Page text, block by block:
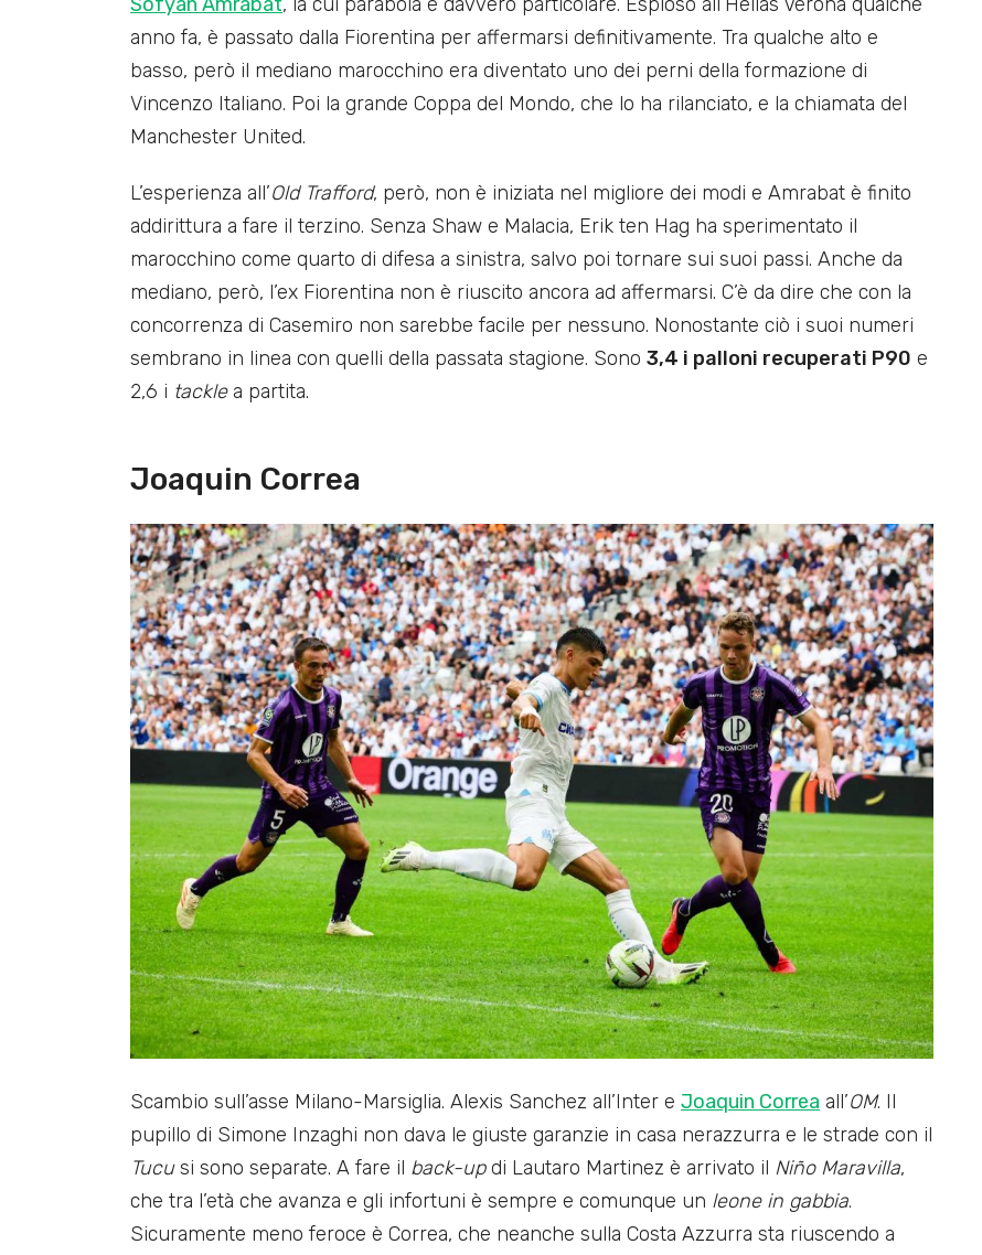
anno fa, è passato dalla Fiorentina per affermarsi definitivamente. Tra qualche alto e
basso, però il mediano marocchino era diventato uno dei perni della formazione di
Vincenzo Italiano. Poi la grande Coppa del Mondo, che lo ha rilanciato, e la chiamata del
Manchester United.
L’esperienza all’Old Trafford, però, non è iniziata nel migliore dei modi e Amrabat è finito
addirittura a fare il terzino. Senza Shaw e Malacia, Erik ten Hag ha sperimentato il
marocchino come quarto di difesa a sinistra, salvo poi tornare sui suoi passi. Anche da
mediano, però, l’ex Fiorentina non è riuscito ancora ad affermarsi. C’è da dire che con la
concorrenza di Casemiro non sarebbe facile per nessuno. Nonostante ciò i suoi numeri
sembrano in linea con quelli della passata stagione. Sono 3,4 i palloni recuperati P90 e
2,6 i tacklea partita.
Joaquin Correa
Scambio sull’asse Milano-Marsiglia. Alexis Sanchez all’Inter e Joaquin Correa all’OM. Il
pupillo di Simone Inzaghi non dava le giuste garanzie in casa nerazzurra e le strade con il
Tucusi sono separate. A fare il back-updi Lautaro Martinez è arrivato il Niño Maravilla,
che tra l’età che avanza e gli infortuni è sempre e comunque un leone in gabbia.
Sicuramente meno feroce è Correa, che neanche sulla Costa Azzurra sta riuscendo a